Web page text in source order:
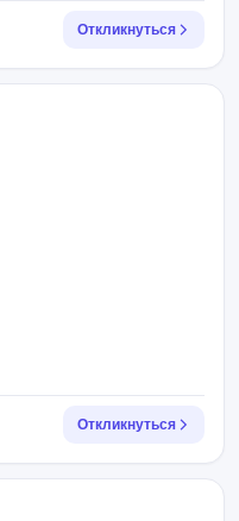
Откликнуться
Откликнуться